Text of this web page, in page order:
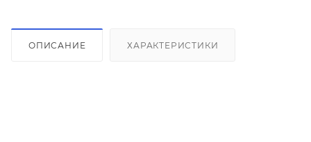
ОПИСАНИЕ ХАРАКТЕРИСТИКИ